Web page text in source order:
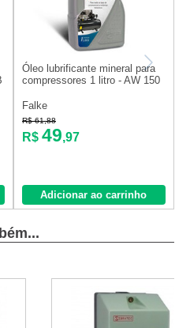
Óleo lubrificante mineral para
compressores 1 litro - AW 150
Falke
R$ 61,88
R$ 49,97
Adicionar ao carrinho